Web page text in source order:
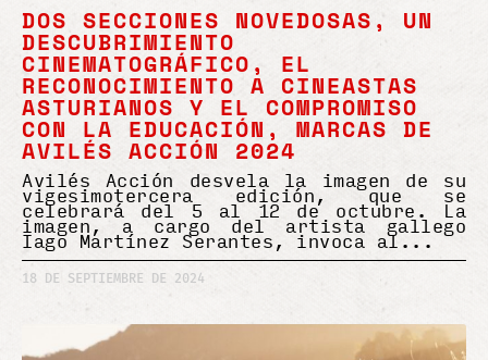
DOS SECCIONES NOVEDOSAS, UN
DESCUBRIMIENTO
CINEMATOGRÁFICO, EL
RECONOCIMIENTO A CINEASTAS
ASTURIANOS Y EL COMPROMISO
CON LA EDUCACIÓN, MARCAS DE
AVILÉS ACCIÓN 2024
Avilés Acción desvela la imagen de su
vigesimotercera edición, que se
celebrará del 5 al 12 de octubre. La
imagen, a cargo del artista gallego
Iago Martínez Serantes, invoca al
18 DE SEPTIEMBRE DE 2024